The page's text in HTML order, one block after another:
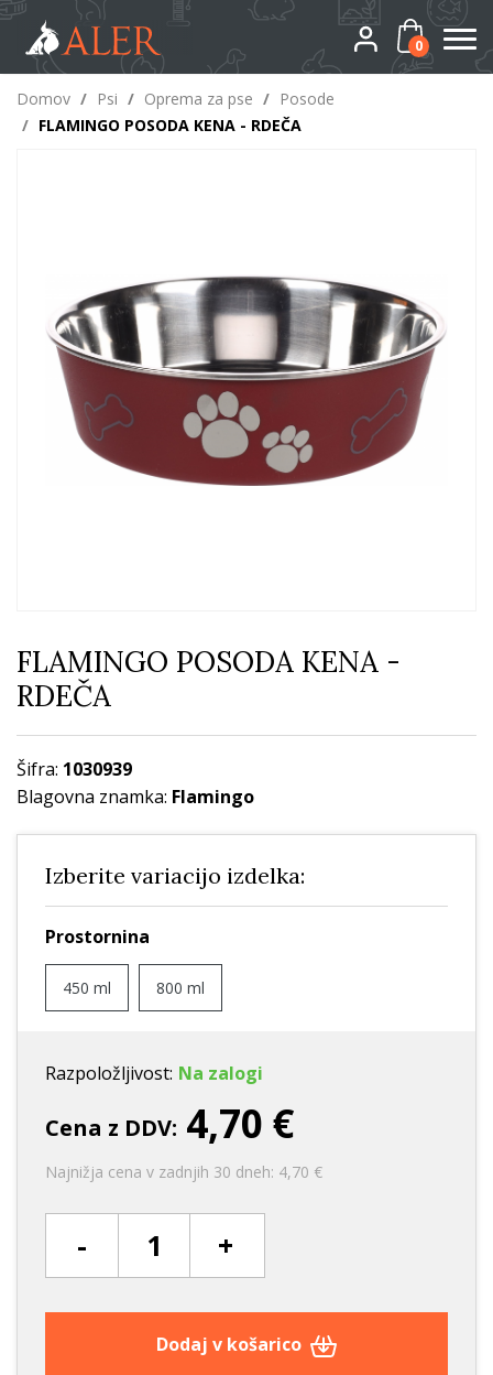
0
Domov / Psi / Oprema za pse / Posode
/ FLAMINGO POSODA KENA - RDEČA
FLAMINGO POSODA KENA -
RDEČA
Šifra: 1030939
Blagovna znamka: Flamingo
Izberite variacijo izdelka:
Prostornina
450 ml 800 ml
Razpoložljivost: Na zalogi
Cena z DDV: 4,70 €
Najnižja cena v zadnjih 30 dneh: 4,70 €
- +
Dodaj v košarico